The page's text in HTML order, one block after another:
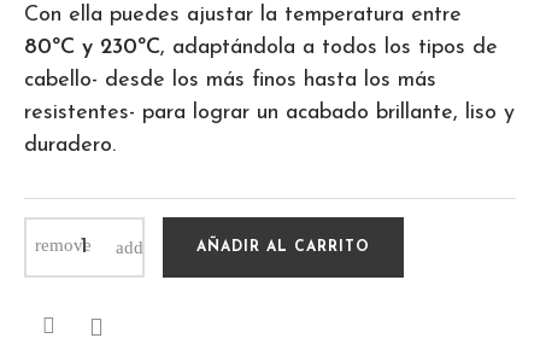
Con ella puedes ajustar la temperatura entre
80ºC y 230ºC, adaptándola a todos los tipos de
cabello- desde los más finos hasta los más
resistentes- para lograr un acabado brillante, liso y
duradero.
AÑADIR AL CARRITO
